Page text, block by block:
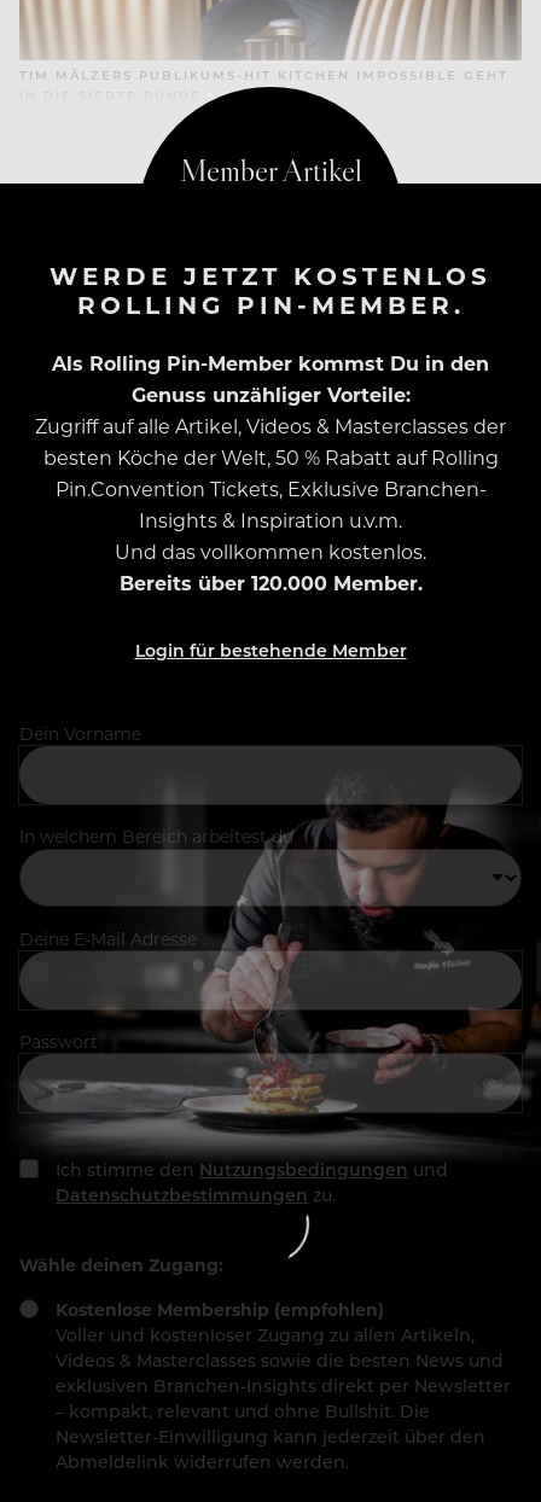
TIM MÄLZERS PUBLIKUMS-HIT KITCHEN IMPOSSIBLE GEHT
WERDE JETZT KOSTENLOS
ROLLING PIN-MEMBER.
Als Rolling Pin-Member kommst Du in den
Genuss unzähliger Vorteile:
Zugriff auf alle Artikel, Videos & Masterclasses der
besten Köche der Welt, 50 % Rabatt auf Rolling
Pin.Convention Tickets, Exklusive Branchen-
Insights & Inspiration u.v.m.
Und das vollkommen kostenlos.
Bereits über 120.000 Member.
Login für bestehende Member
Dein Vorname
In welchem Bereich arbeitest du
Deine E-Mail Adresse
Passwort
Ich stimme den Nutzungsbedingungen und
Datenschutzbestimmungen zu.
Wähle deinen Zugang:
Kostenlose Membership (empfohlen)
Voller und kostenloser Zugang zu allen Artikeln,
Videos & Masterclasses sowie die besten News und
exklusiven Branchen-Insights direkt per Newsletter
– kompakt, relevant und ohne Bullshit. Die
Newsletter-Einwilligung kann jederzeit über den
Abmeldelink widerrufen werden.